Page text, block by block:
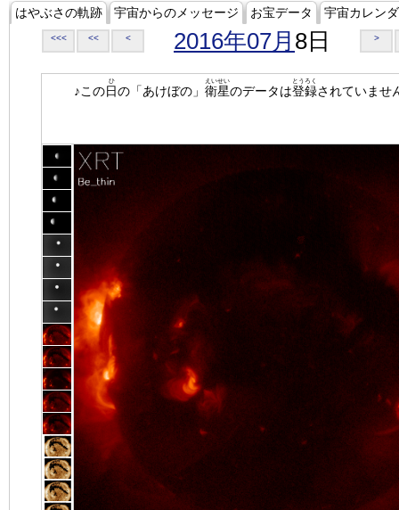
はやぶさの軌跡 宇宙からのメッセージ お宝データ 宇宙カレン
<<< << < 2016年07月 8日 >
♪この日
ひ
の「あけぼの」 衛星
えいせい
のデータは登録
とうろく
されていませ